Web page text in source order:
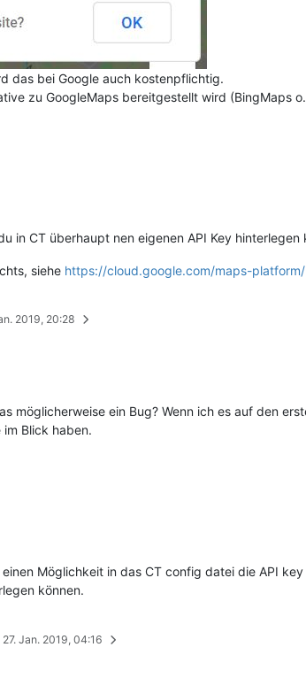
das bei Google auch kostenpflichtig.
zu GoogleMaps bereitgestellt wird (BingMaps
in CT überhaupt nen eigenen API Key hinterlegen
siehe https://cloud.google.com/maps-
2019, 20:28
möglicherweise ein Bug? Wenn ich es auf den
im Blick haben.
Möglichkeit in das CT config datei die API
können.
27. Jan. 2019, 04:16